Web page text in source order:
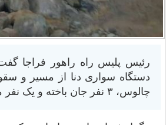
رئیس پلیس راه راهور فراجا
دستگاه سواری دنا از مسیر و
چالوس، ۳ نفر جان باخته و یک نفر مصدوم شد.